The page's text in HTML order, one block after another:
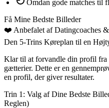
Omdan gode matches til
Få Mine Bedste Billeder
❤️ Anbefalet af Datingcoaches
Den 5-Trins Køreplan til en
Klar til at forvandle din profil
gætterier. Dette er en
en profil, der giver resultater.
Trin 1: Valg af Dine Bedste
Reglen)